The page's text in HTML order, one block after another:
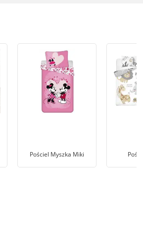
Pościel Myszka Miki